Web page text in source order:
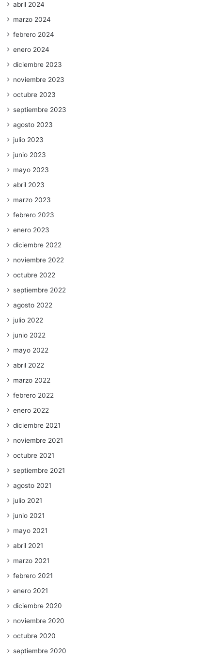
abril 2024
marzo 2024
febrero 2024
enero 2024
diciembre 2023
noviembre 2023
octubre 2023
septiembre 2023
agosto 2023
julio 2023
junio 2023
mayo 2023
abril 2023
marzo 2023
febrero 2023
enero 2023
diciembre 2022
noviembre 2022
octubre 2022
septiembre 2022
agosto 2022
julio 2022
junio 2022
mayo 2022
abril 2022
marzo 2022
febrero 2022
enero 2022
diciembre 2021
noviembre 2021
octubre 2021
septiembre 2021
agosto 2021
julio 2021
junio 2021
mayo 2021
abril 2021
marzo 2021
febrero 2021
enero 2021
diciembre 2020
noviembre 2020
octubre 2020
septiembre 2020